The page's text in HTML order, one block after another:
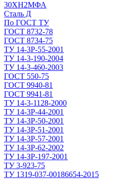
30ХН2МФА
Сталь Д
По ГОСТ ТУ
ГОСТ 8732-78
ГОСТ 8734-75
ТУ 14-3Р-55-2001
ТУ 14-3-190-2004
ТУ 14-3-460-2003
ГОСТ 550-75
ГОСТ 9940-81
ГОСТ 9941-81
ТУ 14-3-1128-2000
ТУ 14-3Р-44-2001
ТУ 14-3Р-50-2001
ТУ 14-3Р-51-2001
ТУ 14-3Р-57-2001
ТУ 14-3Р-62-2002
ТУ 14-ЗР-197-2001
ТУ 3-923-75
ТУ 1319-037-00186654-2015